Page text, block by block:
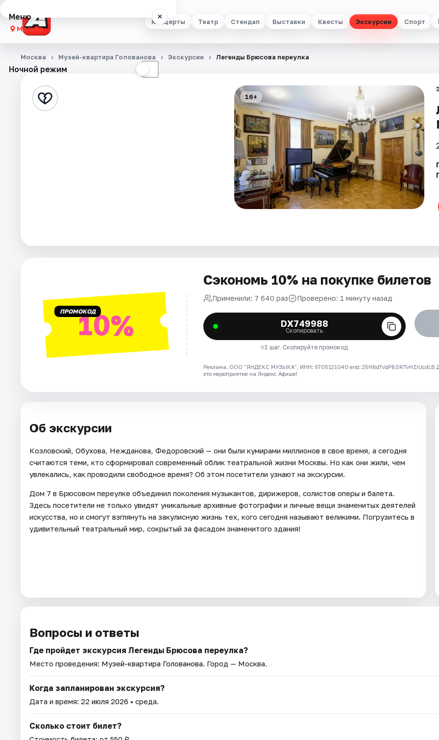
Концерты Театр Стендап Выставки Квесты Экскурсии Спорт
Меню ×
Москва
Концерты
Стендап
Города
Рейтинги
Ночной режим ☾
Москва Музей-квартира Голованова Экскурсии Легенды Брюсова переулка
16+
ПРОМОКОД10%
Сэкономь 10% на покупке билетов
Применили: 7 640 раз Проверено: 1 минуту назад
DX749988
Скопировать
1 шаг. Скопируйте промокод
Реклама. ООО "ЯНДЕКС МУЗЫКА", ИНН: 9705121040 erid: 25H8d7vbP8SRTvHZrUcdLB
это мероприятие на Яндекс Афише!
Об экскурсии
Козловский, Обухова, Нежданова, Федоровский — они были кумирами миллионов в свое время, а сегодня
считаются теми, кто сформировал современный облик театральной жизни Москвы. Но как они жили, чем
увлекались, как проводили свободное время? Об этом посетители узнают на экскурсии.
Дом 7 в Брюсовом переулке объединил поколения музыкантов, дирижеров, солистов оперы и балета.
Здесь посетители не только увидят уникальные архивные фотографии и личные вещи знаменитых деятелей
искусства, но и смогут взглянуть на закулисную жизнь тех, кого сегодня называют великими. Погрузитесь в
удивительный театральный мир, сокрытый за фасадом знаменитого здания!
Вопросы и ответы
Где пройдет экскурсия Легенды Брюсова переулка?
Место проведения: Музей-квартира Голованова. Город — Москва.
Когда запланирован экскурсия?
Дата и время: 22 июля 2026 • среда.
Сколько стоит билет?